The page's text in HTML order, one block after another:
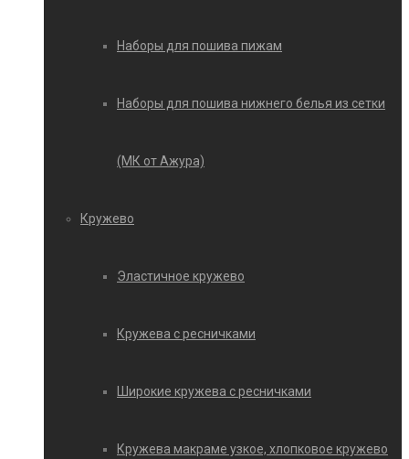
Наборы для пошива пижам
Наборы для пошива нижнего белья из сетки
(МК от Ажура)
Кружево
Эластичное кружево
Кружева с ресничками
Широкие кружева с ресничками
Кружева макраме узкое, хлопковое кружево